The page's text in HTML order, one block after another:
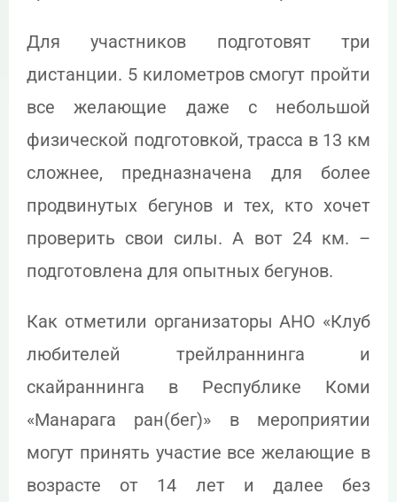
Для участников подготовят три
дистанции. 5 километров смогут пройти
все желающие даже с небольшой
физической подготовкой, трасса в 13 км
сложнее, предназначена для более
продвинутых бегунов и тех, кто хочет
проверить свои силы. А вот 24 км. –
подготовлена для опытных бегунов.
Как отметили организаторы АНО «Клуб
любителей трейлраннинга и
скайраннинга в Республике Коми
«Манарага ран(бег)» в мероприятии
могут принять участие все желающие в
возрасте от 14 лет и далее без